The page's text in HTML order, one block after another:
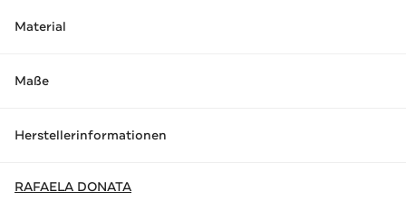
Material
Maße
Herstellerinformationen
RAFAELA DONATA